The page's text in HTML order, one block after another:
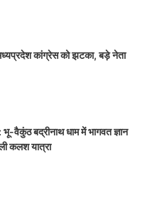
कांग्रेस को झटका, बड़े नेता
बद्रीनाथ धाम में भागवत ज्ञान
कलश यात्रा